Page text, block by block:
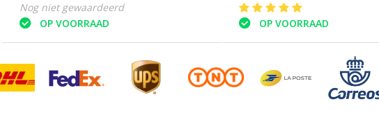
Nog niet gewaardeerd
OP VOORRAAD
OP VOORRAAD